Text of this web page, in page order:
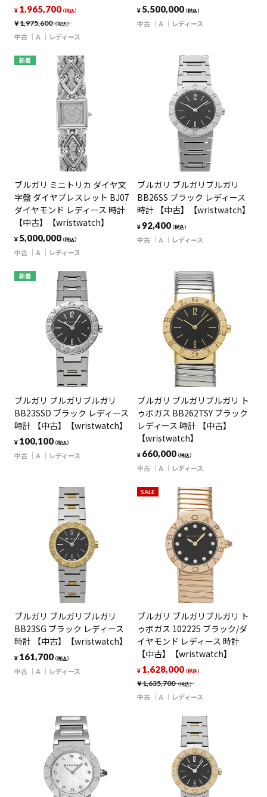
¥1,975,600（税込）
¥ 1,965,700（税込）
中古 A レディース
¥ 5,500,000（税込）
中古 A レディース
新着
ブルガリ ミニトリカ ダイヤ文
字盤 ダイヤブレスレット BJ07
ダイヤモンド レディース 時計
【中古】【wristwatch】
¥ 5,000,000（税込）
中古 A レディース
ブルガリ ブルガリブルガリ
BB26SS ブラック レディース
時計 【中古】【wristwatch】
¥ 92,400（税込）
中古 A レディース
新着
ブルガリ ブルガリブルガリ
BB23SSD ブラック レディース
時計 【中古】【wristwatch】
¥ 100,100（税込）
中古 A レディース
ブルガリ ブルガリブルガリ ト
ゥボガス BB262TSY ブラック
レディース 時計 【中古】
【wristwatch】
¥ 660,000（税込）
中古 A レディース
ブルガリ ブルガリブルガリ
BB23SG ブラック レディース
時計 【中古】【wristwatch】
¥ 161,700（税込）
中古 A レディース
SALE
ブルガリ ブルガリブルガリ ト
ゥボガス 102225 ブラック/ダ
イヤモンド レディース 時計
【中古】【wristwatch】
¥1,635,700（税込）
¥ 1,628,000（税込）
中古 A レディース